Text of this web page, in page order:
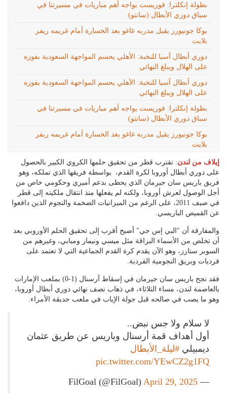
بطولة إنكلترا: فوريست يواجه أهم مباريات في مسيرتنا في
سباق دوري الأبطال (سانتو)
بوكا جونيورز يقيل مدربه غاغو بعد الخسارة أمام غريمه ريفر
بلايت
دوري أبطال آسيا للنخبة: الأهلي يحسم المواجهة السعودية بفوزه
على الهلال ويبلغ النهائي
دوري أبطال آسيا للنخبة: الأهلي يحسم المواجهة السعودية بفوزه
على الهلال ويبلغ النهائي
بطولة إنكلترا: فوريست يواجه أهم مباريات في مسيرتنا في
سباق دوري الأبطال (سانتو)
بوكا جونيورز يقيل مدربه غاغو بعد الخسارة أمام غريمه ريفر
بلايت
إيلاف من لندن: تقترب قطر من تحقيق حلمها الكروي الكبير بالحصول
على دوري أبطال أوروبا لكرة القدم، بواسطة فريقها الذي تملكه، وهو
فريق باريس سان جيرمان الذي يحظى بدعم أميري وحكومي خاص من
أجل الوصول لعرش أوروبا، ولكنه لم يفعلها منذ انتقال ملكيته إلى قطر
في صيف 2011، على الرغم من الميزانيات الضخمة والنجوم الذين دافعوا
عن القميص الباريسي.
والمفارقة أن "البي إس جي" أصبح أقرب إلى تحقيق الحلم الأوروبي بعد
أن تخلص من الأسماء البراقة مثل ميسي ونيمار ومبابي، وغيرهم من
السوبر ستارز، وهو الآن يقدم كرة القدم الجماعية التي لا تعتمد على
فرديات وبريق النجومية الفردية.
فقد نجح باريس سان جيرمان في إسقاط آرسنال (1-0) بملعب الإمارات
بالعاصمة لندن، مساء الثلاثاء، في ذهاب نصف نهائي دوري أبطال أوروبا،
وهو ما يصب في صالحه قبل جولة الإياب في ملعب حديقة الأمراء.
لا سلام ولا جس نبض..
أول أهداف قمة أرسنال وباريس عن طريق عثمان
ديمبيلي #ليلة_الأبطال
pic.twitter.com/YEwCZ2g1FQ
— FilGoal (@FilGoal)
April 29, 2025